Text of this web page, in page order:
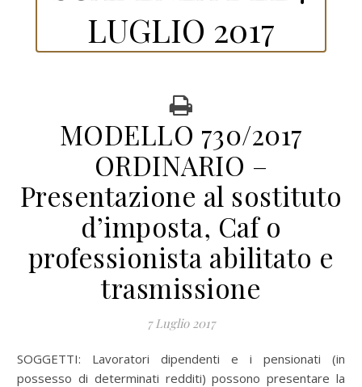
LUGLIO 2017
MODELLO 730/2017
ORDINARIO –
Presentazione al sostituto
d’imposta, Caf o
professionista abilitato e
trasmissione
7 Luglio 2017
SOGGETTI: Lavoratori dipendenti e i pensionati (in
possesso di determinati redditi) possono presentare la